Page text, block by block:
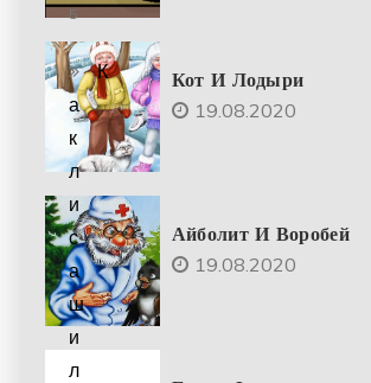
Кот И Лодыри
19.08.2020
Айболит И Воробей
19.08.2020
5
К
а
к
л
и
с
а
ш
и
л